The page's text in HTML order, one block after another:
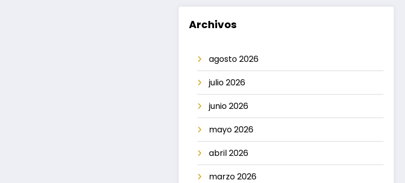
Archivos
agosto 2026
julio 2026
junio 2026
mayo 2026
abril 2026
marzo 2026